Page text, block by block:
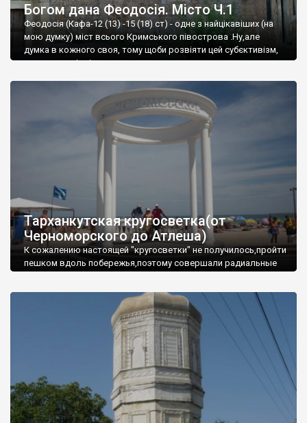
Богом дана Феодосія. Місто Ч.1
Феодосія (Кафа-12 (13) -15 (18) ст) - одне з найцікавіших (на
мою думку) міст всього Кримського півострова .Ну,але
думка в кожного своя, тому щоби розвіяти цей субєктивізм,
запрошую відвідати це
Тарханкутская кругосветка(от
Черноморского до Атлеша)
К сожалению настоящей "кругосветки" не получилось,пройти
пешком вдоль побережья,поэтому совершали радиальные